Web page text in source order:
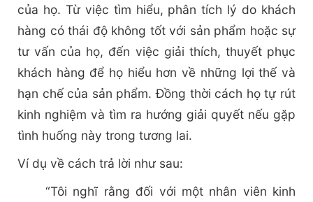
của họ. Từ việc tìm hiểu, phân tích lý do khách
hàng có thái độ không tốt với sản phẩm hoặc sự
tư vấn của họ, đến việc giải thích, thuyết phục
khách hàng để họ hiểu hơn về những lợi thế và
hạn chế của sản phẩm. Đồng thời cách họ tự rút
kinh nghiệm và tìm ra hướng giải quyết nếu gặp
tình huống này trong tương lai.
Ví dụ về cách trả lời như sau:
“Tôi nghĩ rằng đối với một nhân viên kinh